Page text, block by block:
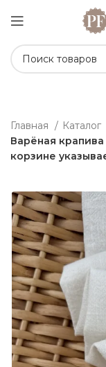
Главная Каталог
Варёная
корзине